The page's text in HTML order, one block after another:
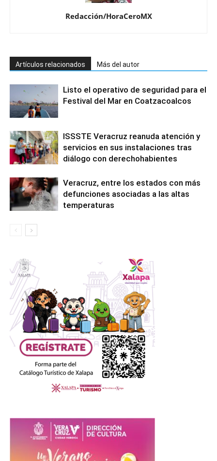
Redacción/HoraCeroMX
Artículos relacionados Más del autor
Listo el operativo de seguridad para el
Festival del Mar en Coatzacoalcos
ISSSTE Veracruz reanuda atención y
servicios en sus instalaciones tras
diálogo con derechohabientes
Veracruz, entre los estados con más
defunciones asociadas a las altas
temperaturas